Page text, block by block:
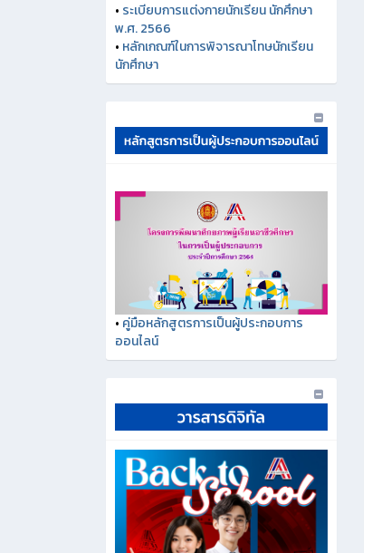
• ระเบียบการแต่งกายนักเรียน นักศึกษา
พ.ศ. 2566
• หลักเกณฑ์ในการพิจารณาโทษนักเรียน
นักศึกษา
• คู่มือหลักสูตรการเป็นผู้ประกอบการ
ออนไลน์